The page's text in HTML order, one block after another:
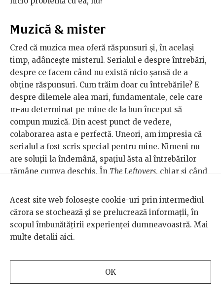
Muzică & mister
Cred că muzica mea oferă răspunsuri și, în același
timp, adâncește misterul. Serialul e despre întrebări,
despre ce facem când nu există nicio șansă de a
obține răspunsuri. Cum trăim doar cu întrebările? E
despre dilemele alea mari, fundamentale, cele care
m-au determinat pe mine de la bun început să
compun muzică. Din acest punct de vedere,
colaborarea asta e perfectă. Uneori, am impresia că
serialul a fost scris special pentru mine. Nimeni nu
are soluții la îndemână, spațiul ăsta al întrebărilor
rămâne cumva deschis. În The Leftovers, chiar și când
nimic.
Acest site web folosește cookie-uri prin intermediul
cărora se stochează și se prelucrează informații, în
scopul îmbunătățirii experienței dumneavoastră. Mai
multe detalii aici.
OK